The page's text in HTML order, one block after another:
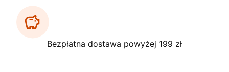
Bezpłatna dostawa powyżej 199 zł